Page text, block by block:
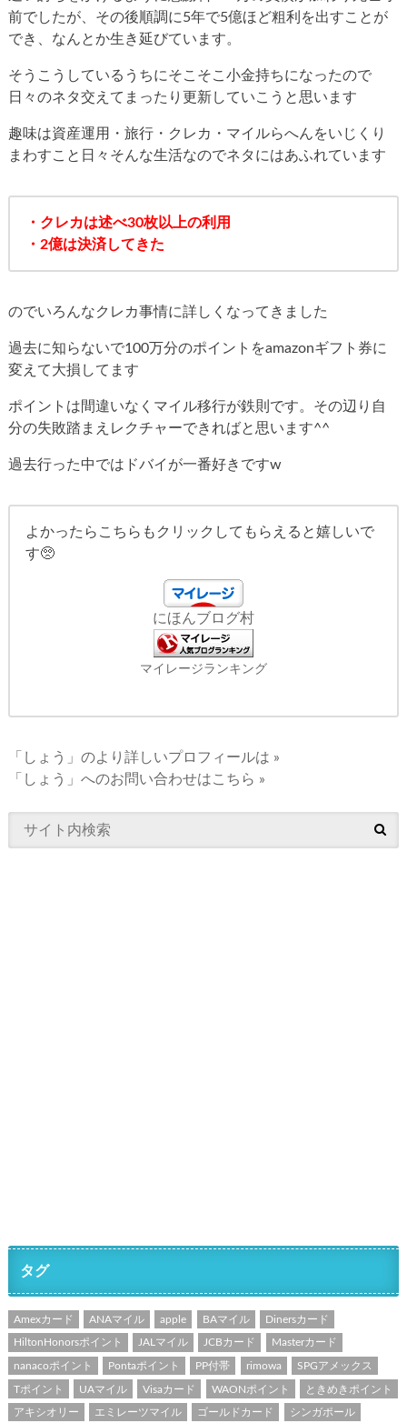
前でしたが、その後順調に5年で5億ほど粗利を出すことが
でき、なんとか生き延びています。
そうこうしているうちにそこそこ小金持ちになったので
日々のネタ交えてまったり更新していこうと思います
趣味は資産運用・旅行・クレカ・マイルらへんをいじくり
まわすこと日々そんな生活なのでネタにはあふれています
・クレカは述べ30枚以上の利用
・2億は決済してきた
のでいろんなクレカ事情に詳しくなってきました
過去に知らないで100万分のポイントをamazonギフト券に
変えて大損してます
ポイントは間違いなくマイル移行が鉄則です。その辺り自
分の失敗踏まえレクチャーできればと思います^^
過去行った中ではドバイが一番好きですw
よかったらこちらもクリックしてもらえると嬉しいで
す🥺
にほんブログ村
マイレージランキング
「しょう」のより詳しいプロフィールは »
「しょう」へのお問い合わせはこちら »
タグ
Amexカード ANAマイル apple BAマイル Dinersカード
HiltonHonorsポイント JALマイル JCBカード Masterカード
nanacoポイント Pontaポイント PP付帯 rimowa SPGアメックス
Tポイント UAマイル Visaカード WAONポイント ときめきポイント
アキシオリー エミレーツマイル ゴールドカード シンガポール